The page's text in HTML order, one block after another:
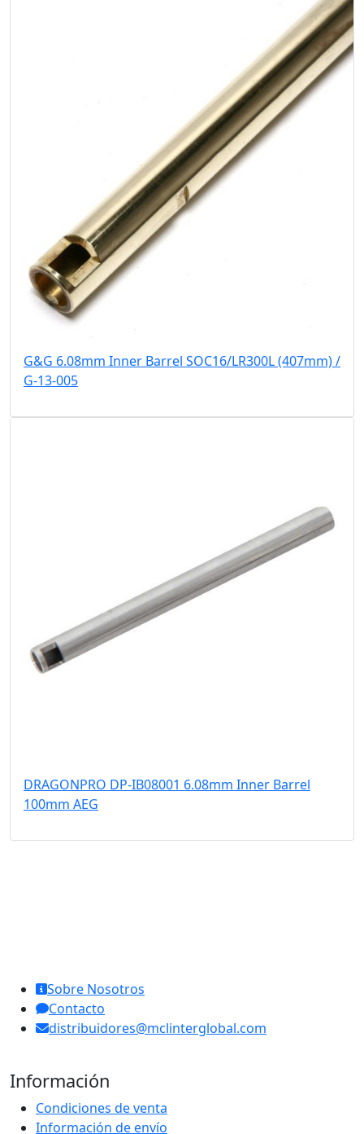
G&G 6.08mm Inner Barrel SOC16/LR300L (407mm) /
G-13-005
DRAGONPRO DP-IB08001 6.08mm Inner Barrel
100mm AEG
Sobre Nosotros
Contacto
distribuidores@mclinterglobal.com
Información
Condiciones de venta
Información de envío